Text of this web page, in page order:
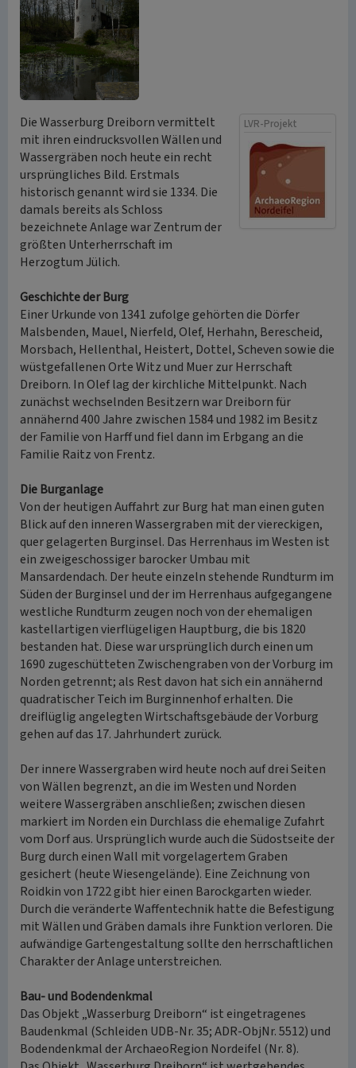
LVR-Projekt
Die Wasserburg Dreiborn vermittelt
mit ihren eindrucksvollen Wällen und
Wassergräben noch heute ein recht
ursprüngliches Bild. Erstmals
historisch genannt wird sie 1334. Die
damals bereits als Schloss
bezeichnete Anlage war Zentrum der
größten Unterherrschaft im
Herzogtum Jülich.
Geschichte der Burg
Einer Urkunde von 1341 zufolge gehörten die Dörfer
Malsbenden, Mauel, Nierfeld, Olef, Herhahn, Berescheid,
Morsbach, Hellenthal, Heistert, Dottel, Scheven sowie die
wüstgefallenen Orte Witz und Muer zur Herrschaft
Dreiborn. In Olef lag der kirchliche Mittelpunkt. Nach
zunächst wechselnden Besitzern war Dreiborn für
annähernd 400 Jahre zwischen 1584 und 1982 im Besitz
der Familie von Harff und fiel dann im Erbgang an die
Familie Raitz von Frentz.
Die Burganlage
Von der heutigen Auffahrt zur Burg hat man einen guten
Blick auf den inneren Wassergraben mit der viereckigen,
quer gelagerten Burginsel. Das Herrenhaus im Westen ist
ein zweigeschossiger barocker Umbau mit
Mansardendach. Der heute einzeln stehende Rundturm im
Süden der Burginsel und der im Herrenhaus aufgegangene
westliche Rundturm zeugen noch von der ehemaligen
kastellartigen vierflügeligen Hauptburg, die bis 1820
bestanden hat. Diese war ursprünglich durch einen um
1690 zugeschütteten Zwischengraben von der Vorburg im
Norden getrennt; als Rest davon hat sich ein annähernd
quadratischer Teich im Burginnenhof erhalten. Die
dreiflüglig angelegten Wirtschaftsgebäude der Vorburg
gehen auf das 17. Jahrhundert zurück.
Der innere Wassergraben wird heute noch auf drei Seiten
von Wällen begrenzt, an die im Westen und Norden
weitere Wassergräben anschließen; zwischen diesen
markiert im Norden ein Durchlass die ehemalige Zufahrt
vom Dorf aus. Ursprünglich wurde auch die Südostseite der
Burg durch einen Wall mit vorgelagertem Graben
gesichert (heute Wiesengelände). Eine Zeichnung von
Roidkin von 1722 gibt hier einen Barockgarten wieder.
Durch die veränderte Waffentechnik hatte die Befestigung
mit Wällen und Gräben damals ihre Funktion verloren. Die
aufwändige Gartengestaltung sollte den herrschaftlichen
Charakter der Anlage unterstreichen.
Bau- und Bodendenkmal
Das Objekt „Wasserburg Dreiborn“ ist eingetragenes
Baudenkmal (Schleiden UDB-Nr. 35; ADR-ObjNr. 5512) und
Bodendenkmal der ArchaeoRegion Nordeifel (Nr. 8).